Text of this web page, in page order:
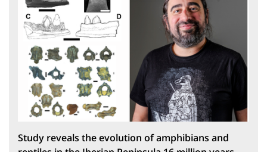
Study reveals the evolution of amphibians and